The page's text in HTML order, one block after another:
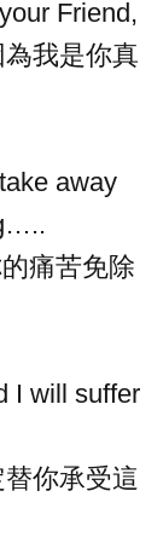
Friend,
我是你真
away
痛苦免除
I will suffer
你承受這